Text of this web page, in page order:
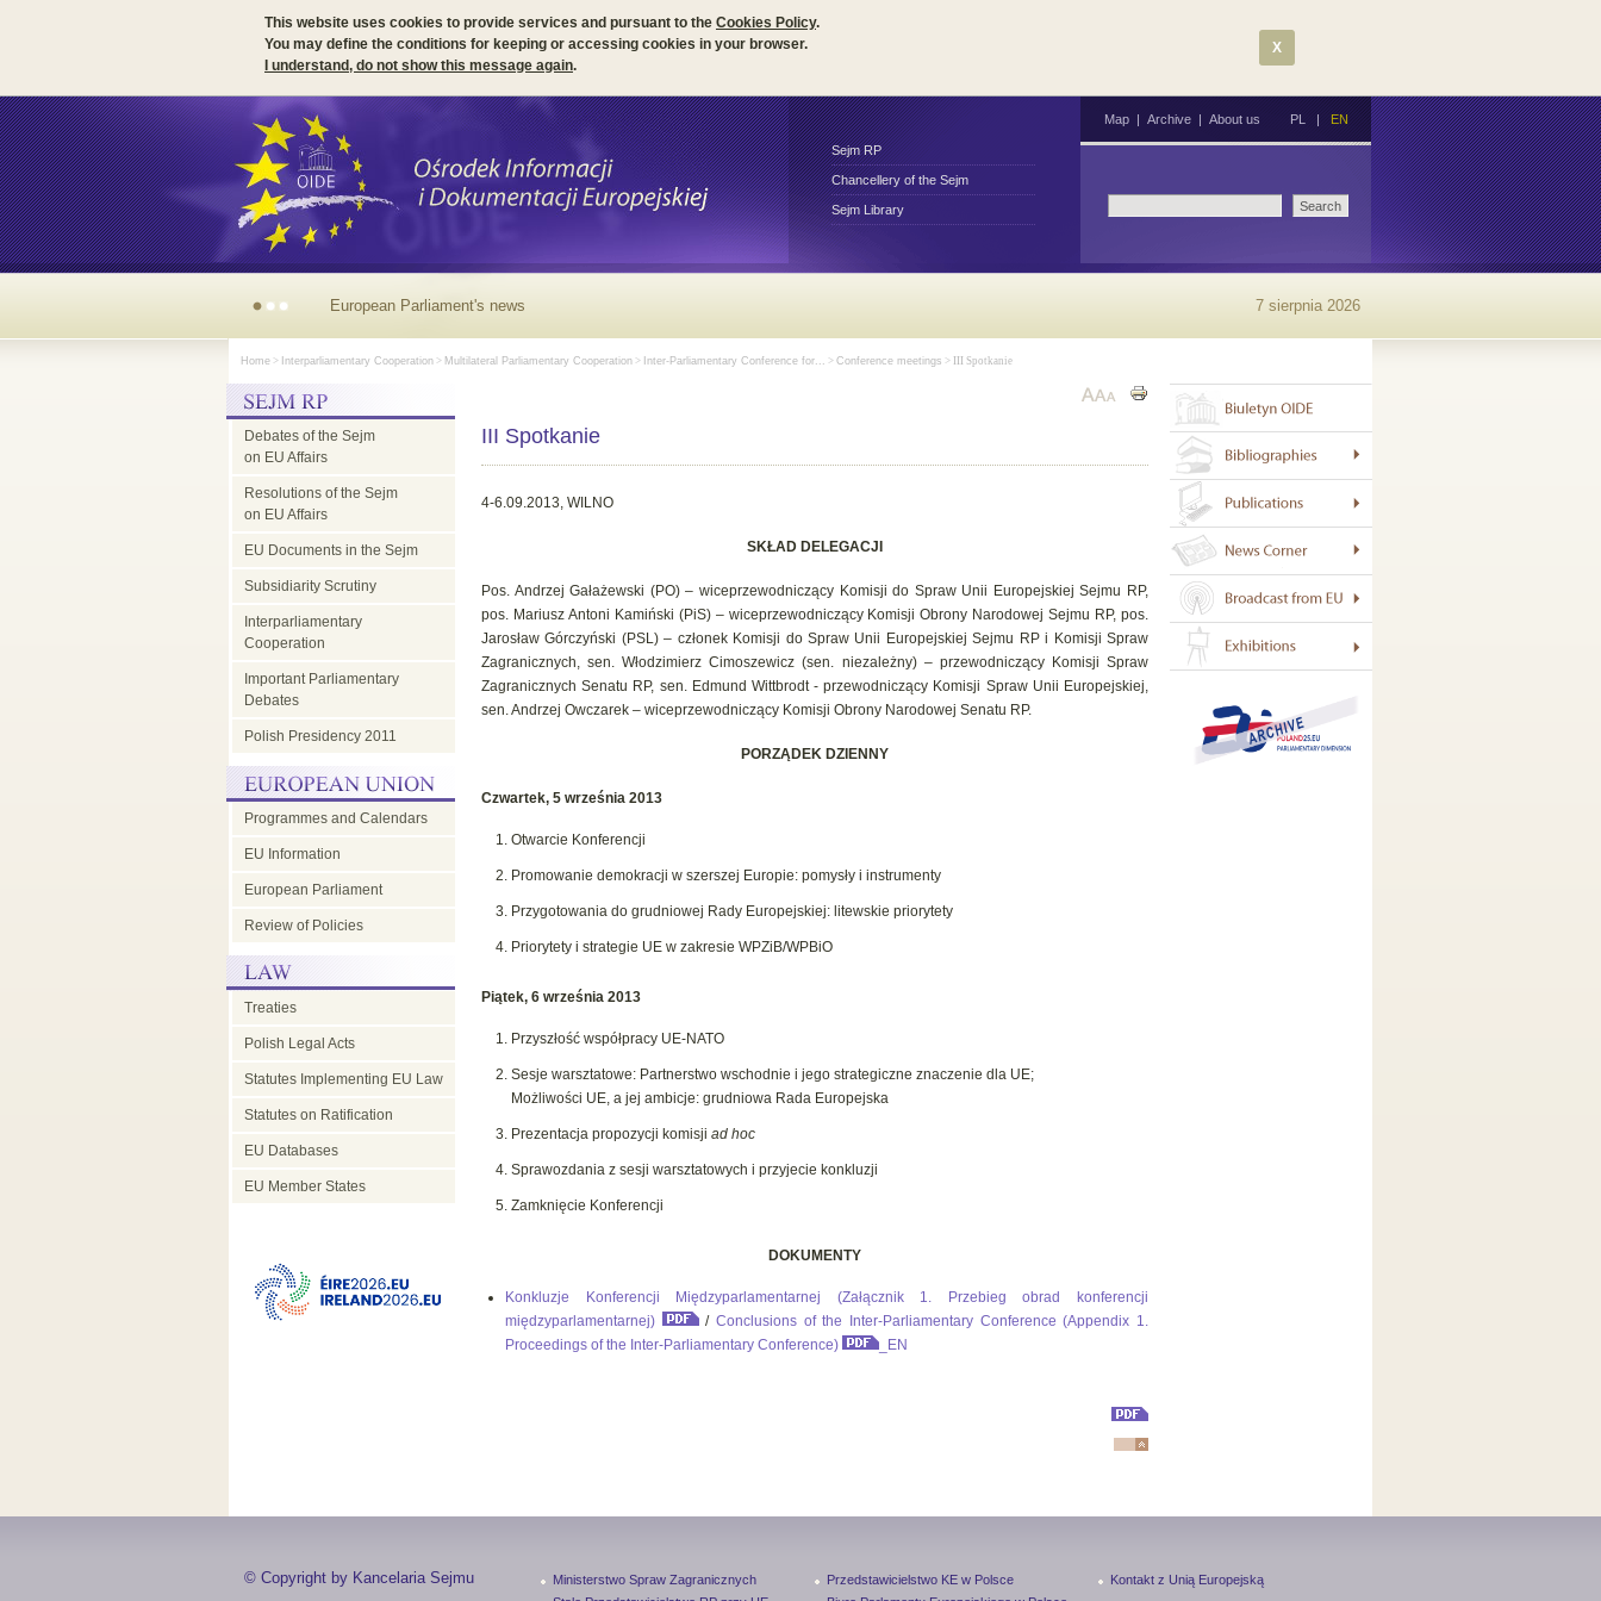
This website uses cookies to provide services and pursuant to the Cookies Policy.
You may define the conditions for keeping or accessing cookies in your browser.
I understand, do not show this message again.
X
Sejm RP
Chancellery of the Sejm
Sejm Library
Map | Archive | About us PL | EN
European Parliament's news 7 sierpnia 2026
Home > Interparliamentary Cooperation > Multilateral Parliamentary Cooperation > Inter-Parliamentary Conference for... > Conference meetings > III Spotkanie
Debates of the Sejm
on EU Affairs
Resolutions of the Sejm
on EU Affairs
EU Documents in the Sejm
Subsidiarity Scrutiny
Interparliamentary
Cooperation
Important Parliamentary
Debates
Polish Presidency 2011
Programmes and Calendars
EU Information
European Parliament
Review of Policies
Treaties
Polish Legal Acts
Statutes Implementing EU Law
Statutes on Ratification
EU Databases
EU Member States
III Spotkanie
4-6.09.2013, WILNO
SKŁAD DELEGACJI
Pos. Andrzej Gałażewski (PO) – wiceprzewodniczący Komisji do Spraw Unii Europejskiej Sejmu RP,
pos. Mariusz Antoni Kamiński (PiS) – wiceprzewodniczący Komisji Obrony Narodowej Sejmu RP, pos.
Jarosław Górczyński (PSL) – członek Komisji do Spraw Unii Europejskiej Sejmu RP i Komisji Spraw
Zagranicznych, sen. Włodzimierz Cimoszewicz (sen. niezależny) – przewodniczący Komisji Spraw
Zagranicznych Senatu RP, sen. Edmund Wittbrodt - przewodniczący Komisji Spraw Unii Europejskiej,
sen. Andrzej Owczarek – wiceprzewodniczący Komisji Obrony Narodowej Senatu RP.
PORZĄDEK DZIENNY
Czwartek, 5 września 2013
Otwarcie Konferencji
Promowanie demokracji w szerszej Europie: pomysły i instrumenty
Przygotowania do grudniowej Rady Europejskiej: litewskie priorytety
Priorytety i strategie UE w zakresie WPZiB/WPBiO
Piątek, 6 września 2013
Przyszłość współpracy UE-NATO
Sesje warsztatowe: Partnerstwo wschodnie i jego strategiczne znaczenie dla UE;
Możliwości UE, a jej ambicje: grudniowa Rada Europejska
Prezentacja propozycji komisji ad hoc
Sprawozdania z sesji warsztatowych i przyjecie konkluzji
Zamknięcie Konferencji
DOKUMENTY
Konkluzje Konferencji Międzyparlamentarnej (Załącznik 1. Przebieg obrad konferencji
międzyparlamentarnej)
/Conclusions of the Inter-Parliamentary Conference (Appendix 1.
Proceedings of the Inter-Parliamentary Conference)
_EN
© Copyright by Kancelaria Sejmu
Ministerstwo Spraw Zagranicznych
Przedstawicielstwo KE w Polsce
Kontakt z Unią Europejską